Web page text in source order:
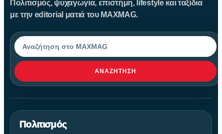
Πολιτισμός, ψυχαγωγία, επιστήμη, lifestyle και ταξίδια
με την editorial ματιά του MAXMAG.
Αναζήτηση
ΑΝΑΖΉΤΗΣΗ
Πολιτισμός